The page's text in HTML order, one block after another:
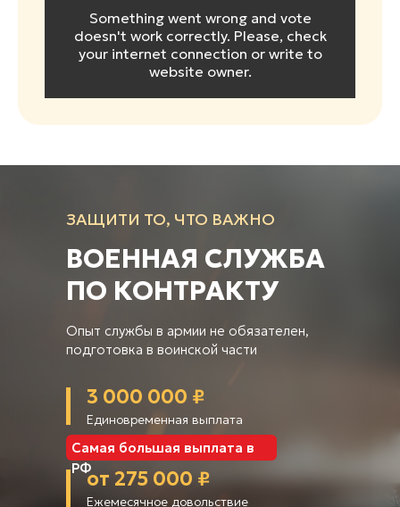
Something went wrong and vote
doesn't work correctly. Please, check
your internet connection or write to
website owner.
ЗАЩИТИ ТО, ЧТО ВАЖНО
ВОЕННАЯ СЛУЖБА
ПО КОНТРАКТУ
Опыт службы в армии не обязателен,
подготовка в воинской части
3 000 000 ₽
Единовременная выплата
от 275 000 ₽
Ежемесячное довольствие
Самая большая выплата в
РФ